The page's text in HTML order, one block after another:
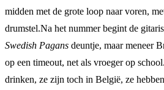
midden met de grote loop naar voren,
drumstel.Na het nummer begint de
Swedish Pagans deuntje, maar meneer
op een timeout, net als vroeger op
drinken, ze zijn toch in België, ze